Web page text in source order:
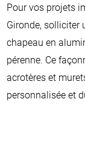
Pour vos projets
Gironde, solliciter
chapeau en
pérenne. Ce
acrotères et
personnalisée et